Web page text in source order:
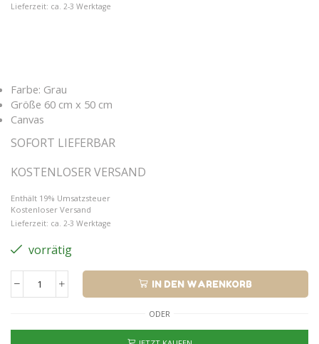
Lieferzeit: ca. 2-3 Werktage
Farbe: Grau
Größe 60 cm x 50 cm
Canvas
SOFORT LIEFERBAR
KOSTENLOSER VERSAND
Enthält 19% Umsatzsteuer
Kostenloser Versand
Lieferzeit: ca. 2-3 Werktage
vorrätig
IN DEN WARENKORB
ODER